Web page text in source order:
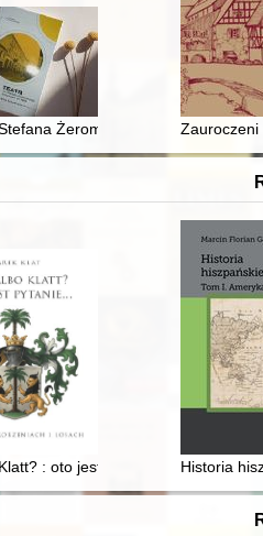
Szkoły Podstawowej im.
Żeromskiego w Kielcach po
Zauroczeni
w świetle świadectw
: oto jest pytanie... : opowieść o
Historia